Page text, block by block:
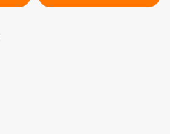
19 et les décès ? >